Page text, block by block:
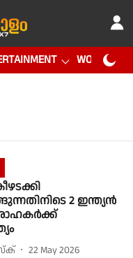
WORLD CUP
2 ഇന്ത്യൻ
22 May 2026